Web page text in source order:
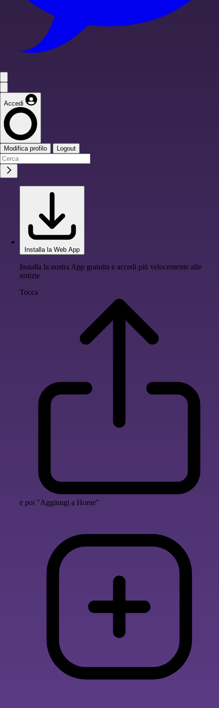
Accedi
Modifica profilo Logout
Installa la Web App
Installa la nostra App gratuita e accedi più velocemente alle
notizie
Tocca
e poi "Aggiungi a Home"